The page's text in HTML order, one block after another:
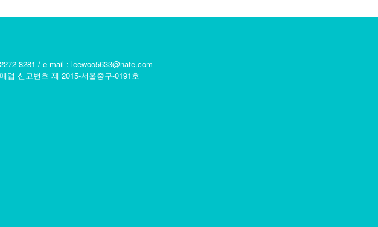
8281 / e-mail : leewoo5633@nate.com
업 신고번호 제 2015-서울중구-0191호